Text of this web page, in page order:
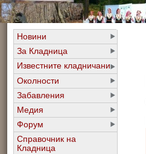
Новини
За Кладница
Известните кладничани
Околности
Забавления
Медия
Форум
Справочник на
Кладница